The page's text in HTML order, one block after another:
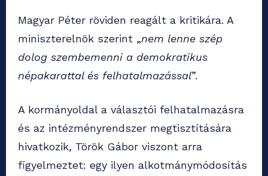
Magyar Péter röviden reagált a kritikára. A
miniszterelnök szerint „nem lenne szép
dolog szembemenni a demokratikus
népakarattal és felhatalmazással”.
A kormányoldal a választói felhatalmazásra
és az intézményrendszer megtisztítására
hivatkozik, Török Gábor viszont arra
figyelmeztet: egy ilyen alkotmánymódosítás